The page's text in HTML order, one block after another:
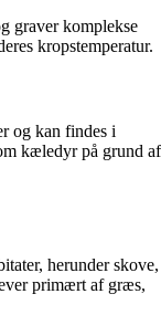
graver komplekse
kropstemperatur.
og kan findes i
kæledyr på grund af
herunder skove,
primært af græs,